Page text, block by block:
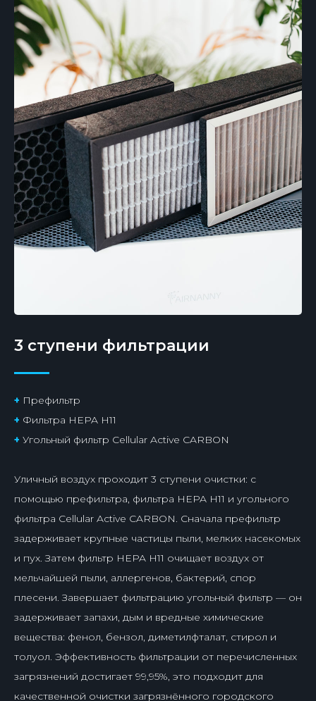
3 ступени фильтрации
+ Префильтр
+ Фильтра HEPA H11
+ Угольный фильтр Cellular Active CARBON
Уличный воздух проходит 3 ступени очистки: с
помощью префильтра, фильтра HEPA H11 и угольного
фильтра Cellular Active CARBON. Сначала префильтр
задерживает крупные частицы пыли, мелких насекомых
и пух. Затем фильтр HEPA H11 очищает воздух от
мельчайшей пыли, аллергенов, бактерий, спор
плесени. Завершает фильтрацию угольный фильтр — он
задерживает запахи, дым и вредные химические
вещества: фенол, бензол, диметилфталат, стирол и
толуол. Эффективность фильтрации от перечисленных
загрязнений достигает 99,95%, это подходит для
качественной очистки загрязнённого городского
мира
ATMEEX AIRNANNY можно управлять из любой
режимы работы, включить увлажнитель,
настроить температуру воздуха и скорость его
подачи. Из одного приложения можно
ATMEEX, задавать для них расписания работы
в зависимости от вашего присутствия дома.
Кроме того, в приложениях можно
температуры, влажности и содержания CO₂ в
течение дня.